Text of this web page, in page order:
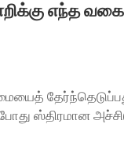
எந்த
ஸ்திரமான